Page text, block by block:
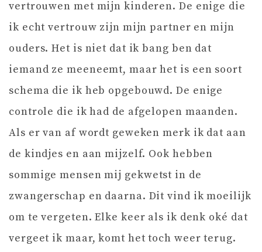
vertrouwen met mijn kinderen. De enige die
ik echt vertrouw zijn mijn partner en mijn
ouders. Het is niet dat ik bang ben dat
iemand ze meeneemt, maar het is een soort
schema die ik heb opgebouwd. De enige
controle die ik had de afgelopen maanden.
Als er van af wordt geweken merk ik dat aan
de kindjes en aan mijzelf. Ook hebben
sommige mensen mij gekwetst in de
zwangerschap en daarna. Dit vind ik moeilijk
om te vergeten. Elke keer als ik denk oké dat
vergeet ik maar, komt het toch weer terug.